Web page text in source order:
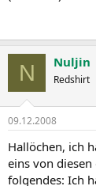
N Nuljin
Redshirt
09.12.2008
Hallöchen, ich
eins von
folgendes: Ich